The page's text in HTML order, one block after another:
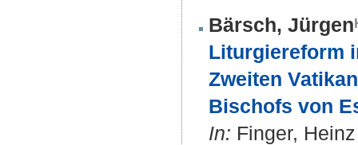
Bärsch, Jürgen
Liturgiereform
Zweiten
Bischofs von
In: Finger,